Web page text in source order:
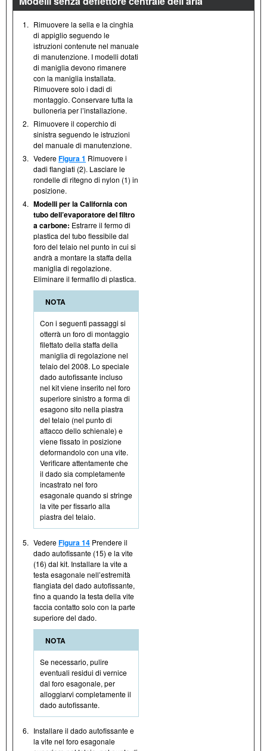
1. Rimuovere la sella e la cinghia
di appiglio seguendo le
istruzioni contenute nel manuale
di manutenzione. I modelli dotati
di maniglia devono rimanere
con la maniglia installata.
Rimuovere solo i dadi di
montaggio. Conservare tutta la
bulloneria per l’installazione.
2. Rimuovere il coperchio di
sinistra seguendo le istruzioni
del manuale di manutenzione.
3. VedereFigura 1 Rimuovere i
dadi flangiati (2). Lasciare le
rondelle di ritegno di nylon (1) in
posizione.
4. Modelli per la California con
tubo dell’evaporatore del filtro
a carbone: Estrarre il fermo di
plastica del tubo flessibile dal
foro del telaio nel punto in cui si
andrà a montare la staffa della
maniglia di regolazione.
Eliminare il fermafilo di plastica.
NOTA
Con i seguenti passaggi si
otterrà un foro di montaggio
filettato della staffa della
maniglia di regolazione nel
telaio del 2008. Lo speciale
dado autofissante incluso
nel kit viene inserito nel foro
superiore sinistro a forma di
esagono sito nella piastra
del telaio (nel punto di
attacco dello schienale) e
viene fissato in posizione
deformandolo con una vite.
Verificare attentamente che
il dado sia completamente
incastrato nel foro
esagonale quando si stringe
la vite per fissarlo alla
piastra del telaio.
5. VedereFigura 14 Prendere il
dado autofissante (15) e la vite
(16) dal kit. Installare la vite a
testa esagonale nell’estremità
flangiata del dado autofissante,
fino a quando la testa della vite
faccia contatto solo con la parte
superiore del dado.
NOTA
Se necessario, pulire
eventuali residui di vernice
dal foro esagonale, per
alloggiarvi completamente il
dado autofissante.
6. Installare il dado autofissante e
la vite nel foro esagonale